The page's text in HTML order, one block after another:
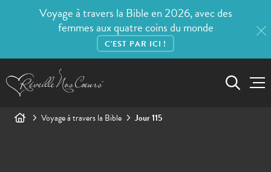
Voyage à travers la Bible en 2026, avec des
femmes aux quatre coins du monde
C'EST PAR ICI !
Voyage à travers la Bible Jour 115